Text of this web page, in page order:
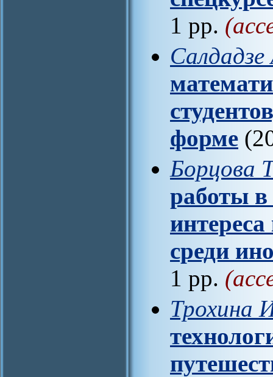
1 pp.
форме
Борцова
работы в
среди
1 pp.
Трохина